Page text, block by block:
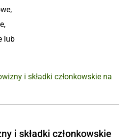
lub
i składki członkowskie na
i składki członkowskie